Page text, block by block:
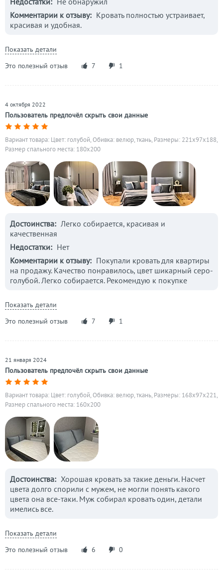
Комментарии к отзыву: Кровать полностью устраивает,
красивая и удобная.
Показать детали
Это полезный отзыв
7 1
Пользователь предпочёл скрыть свои данные
4 октября 2022
Вариант товара: Цвет: голубой, Обивка: велюр, ткань, Размеры: 221x97x188,
Размер спального места: 180х200
Достоинства: Легко собирается, красивая и
качественная
Недостатки: Нет
Комментарии к отзыву: Покупали кровать для квартиры
на продажу. Качество понравилось, цвет шикарный серо-
голубой. Легко собирается. Рекомендую к покупке
Показать детали
Это полезный отзыв
7 1
Пользователь предпочёл скрыть свои данные
21 января 2024
Вариант товара: Цвет: голубой, Обивка: велюр, ткань, Размеры: 168x97x221,
Размер спального места: 160х200
Достоинства: Хорошая кровать за такие деньги. Насчет
цвета долго спорили с мужем, не могли понять какого
цвета она все-таки. Муж собирал кровать один, детали
имелись все.
Показать детали
Это полезный отзыв
6 0